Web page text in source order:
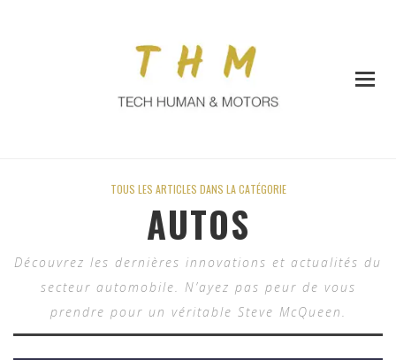
TOUS LES ARTICLES DANS LA CATÉGORIE
AUTOS
Découvrez les dernières innovations et actualités du
secteur automobile. N’ayez pas peur de vous
prendre pour un véritable Steve McQueen.